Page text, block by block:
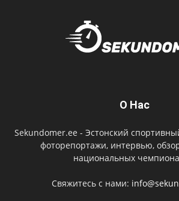
О Нас
Sekundomer.ee - Эстонский
фоторепортажи, интервью,
национальных
Свяжитесь с нами: